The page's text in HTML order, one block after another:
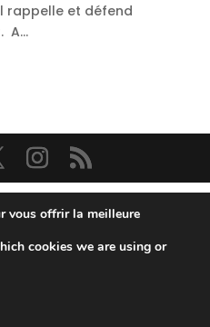
rappelle et défend
A...
vous offrir la meilleure
cookies we are using or